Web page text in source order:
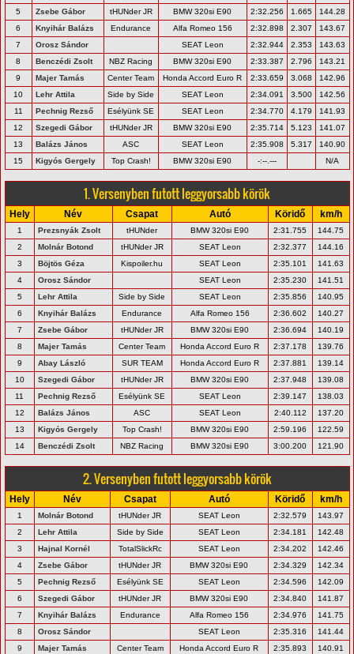
5
Zsebe Gábor tHUNder JR BMW 320si E90 2:32.256 1.665
144.28
6
Knyihár Balázs Endurance Alfa Romeo 156 2:32.898 2.307
143.67
7
Orosz Sándor SEAT Leon 2:32.944 2.353
143.63
8
Benczédi Zsolt NBZ Racing BMW 320si E90 2:33.387 2.796
143.21
9
Majer Tamás Center Team Honda Accord Euro R 2:33.659 3.068
142.96
10
Lehr Attila Side by Side SEAT Leon 2:34.091 3.500
142.56
11
Pechnig Rezső Esélyünk SE SEAT Leon 2:34.770 4.179
141.93
12
Szegedi Gábor tHUNder JR BMW 320si E90 2:35.714 5.123
141.07
13
Balázs János ASC SEAT Leon 2:35.908 5.317
140.90
15
Kigyós Gergely Top Crash! BMW 320si E90 -:--.--- N/A
1. Versenyben futott leggyorsabb körök
Hely Név Csapat Autó Köridő km/h
1 Prezsnyák Zsolt tHUNder BMW 320si E90 2:31.755
144.75
2
Molnár Botond tHUNder JR SEAT Leon 2:32.377
144.16
3
Böjtös Géza Kispoiler.hu SEAT Leon 2:35.101
141.63
4
Orosz Sándor SEAT Leon 2:35.230
141.51
5
Lehr Attila Side by Side SEAT Leon 2:35.856
140.95
6
Knyihár Balázs Endurance Alfa Romeo 156 2:36.602
140.27
7
Zsebe Gábor tHUNder JR BMW 320si E90 2:36.694
140.19
8
Majer Tamás Center Team Honda Accord Euro R 2:37.178
139.76
9
Abay László SUR TEAM Honda Accord Euro R 2:37.881
139.14
10
Szegedi Gábor tHUNder JR BMW 320si E90 2:37.948
139.08
11
Pechnig Rezső Esélyünk SE SEAT Leon 2:39.147
138.03
12
Balázs János ASC SEAT Leon 2:40.112
137.20
13
Kigyós Gergely Top Crash! BMW 320si E90 2:59.196
122.59
14
Benczédi Zsolt NBZ Racing BMW 320si E90 3:00.200 121.90
2. Versenyben futott leggyorsabb körök
Hely Név Csapat Autó Köridő km/h
1 Molnár Botond tHUNder JR SEAT Leon 2:32.579
143.97
2
Lehr Attila Side by Side SEAT Leon 2:34.181
142.48
3
Hajnal Kornél TotalSlickRc SEAT Leon 2:34.202
142.46
4
Zsebe Gábor tHUNder JR BMW 320si E90 2:34.329
142.34
5
Pechnig Rezső Esélyünk SE SEAT Leon 2:34.596
142.09
6
Szegedi Gábor tHUNder JR BMW 320si E90 2:34.840
141.87
7
Knyihár Balázs Endurance Alfa Romeo 156 2:34.976
141.75
8
Orosz Sándor SEAT Leon 2:35.316
141.44
9
Majer Tamás Center Team Honda Accord Euro R 2:35.893
140.91